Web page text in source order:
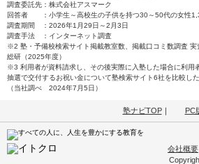
調査委託先：株式会社アスマーク
回答者 ：小学生～高校生の子供を持つ30～50代の女性
調査期間 ：2026年1月29日～2月3日
調査手法 ：インターネット調査
※2 塾・予備校検索サイト掲載教室数、掲載口コミ数調査
総研（2025年度）
※3 利用者が資料請求し、その後実際に入塾した場合に利用
抽選で交付するお祝い金について塾検索サイト6社を比較し
（当社調べ 2024年7月5日）
塾ナビTOP｜ PC
会社概要